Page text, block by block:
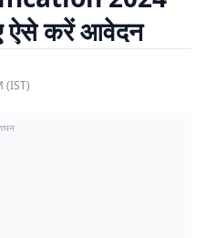
ऐसे करें आवेदन
(IST)